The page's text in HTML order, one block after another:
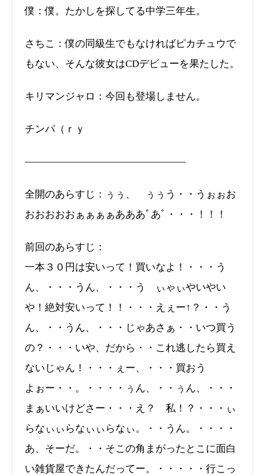
僕：僕。たかしを探してる中学三年生。
さちこ：僕の同級生でもなければピカチュウで
もない、そんな彼女はCDデビューを果たした。
キリマンジャロ：今回も登場しません。
チンパ（ｒｙ
――――――――――――――――
全開のあらすじ：ぅぅ、 ぅぅう・・うぉぉお
おおおおおぁぁぁぁあああﾞあﾞ・・・！！！
前回のあらすじ：
一本３０円は安いって！買いなよ！・・・う
ん、・・・うん、・・・う ぃゃぃやいやい
や！絶対安いって！！・・・えぇー↑？・・う
ん、・・うん、・・・じゃあさぁ・・いつ買う
の？・・・いや、だから・・これ逃したら買え
ないじゃん！・・・ぇー、・・・買おう
よぉー・・。・・・・ぅん、・・ぅん、・・・
まぁいいけどさー・・・え？ 私！？・・・ぃ
らなぃぃらなぃぃらなぃ。・・うん。・・・・
あ、そーだ。・・そこの角まがったとこに面白
い雑貨屋できたんだってー。・・・・・行こっ